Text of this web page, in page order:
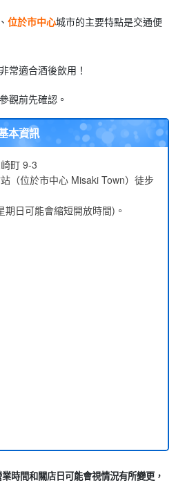
位於市中心城市的主要特點是交通便
常適合酒後飲用！
觀前先確認。
本資訊
町 9-3
（位於市中心 Misaki Town）徒步
日可能會縮短開放時間)。
時間和關店日可能會視情況有所變更，